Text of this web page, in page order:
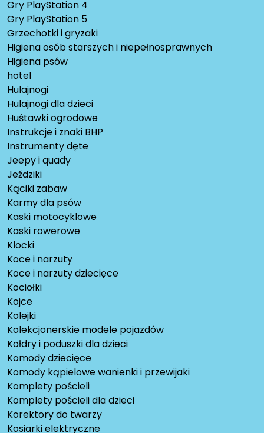
Gry PlayStation 4
Gry PlayStation 5
Grzechotki i gryzaki
Higiena osób starszych i niepełnosprawnych
Higiena psów
hotel
Hulajnogi
Hulajnogi dla dzieci
Huśtawki ogrodowe
Instrukcje i znaki BHP
Instrumenty dęte
Jeepy i quady
Jeździki
Kąciki zabaw
Karmy dla psów
Kaski motocyklowe
Kaski rowerowe
Klocki
Koce i narzuty
Koce i narzuty dziecięce
Kociołki
Kojce
Kolejki
Kolekcjonerskie modele pojazdów
Kołdry i poduszki dla dzieci
Komody dziecięce
Komody kąpielowe wanienki i przewijaki
Komplety pościeli
Komplety pościeli dla dzieci
Korektory do twarzy
Kosiarki elektryczne